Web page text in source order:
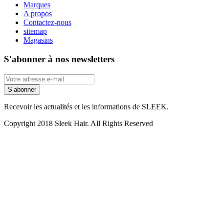
Marques
A propos
Contactez-nous
sitemap
Magasins
S'abonner à nos newsletters
S’abonner
Recevoir les actualités et les informations de SLEEK.
Copyright 2018 Sleek Hair. All Rights Reserved